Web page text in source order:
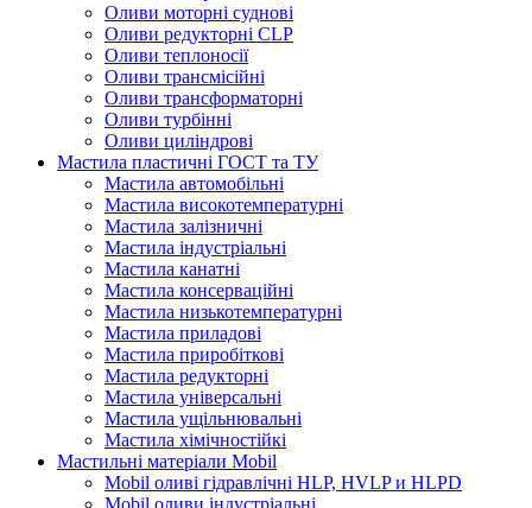
Оливи моторні суднові
Оливи редукторні CLP
Оливи теплоносії
Оливи трансмісійні
Оливи трансформаторні
Оливи турбінні
Оливи циліндрові
Мастила пластичні ГОСТ та ТУ
Мастила автомобільні
Мастила високотемпературні
Мастила залізничні
Мастила індустріальні
Мастила канатні
Мастила консерваційні
Мастила низькотемпературні
Мастила приладові
Мастила приробіткові
Мастила редукторні
Мастила універсальні
Мастила ущільнювальні
Мастила хімічностійкі
Мастильні матеріали Mobil
Mobil оливі гідравлічні HLP, HVLP и HLPD
Mobil оливи індустріальні